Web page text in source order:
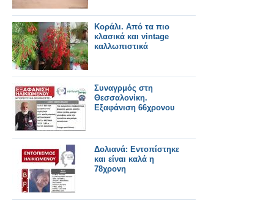
Κοράλι. Από τα πιο
κλασικά και vintage
καλλωπιστικά
Συναγρμός στη
Θεσσαλονίκη.
Εξαφάνιση 66χρονου
Δολιανά: Εντοπίστηκε
και είναι καλά η
78χρονη